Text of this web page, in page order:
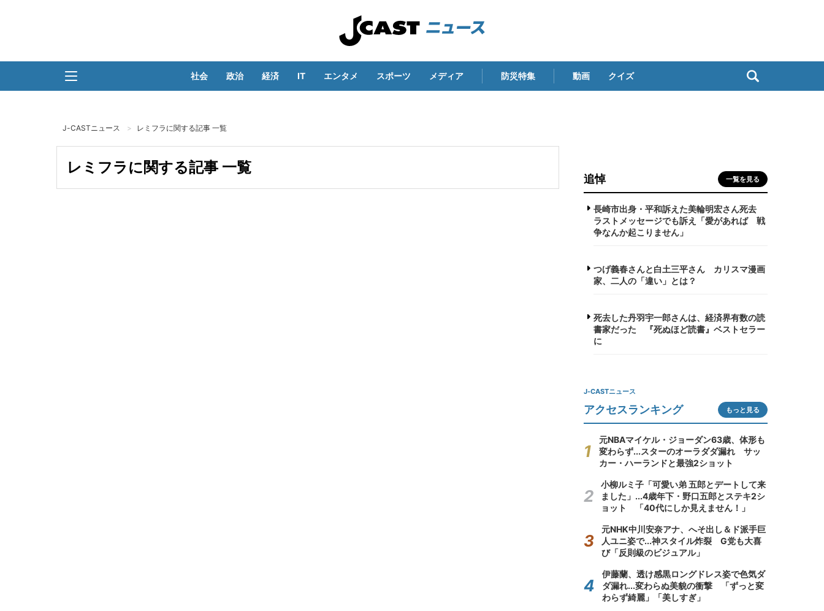
社会 政治 経済 IT エンタメ スポーツ メディア 防災特集 動画 クイズ
J-CASTニュース レミフラに関する記事 一覧
レミフラに関する記事 一覧
追悼 一覧を見る
長崎市出身・平和訴えた美輪明宏さん死去
ラストメッセージでも訴え「愛があれば 戦
争なんか起こりません」
つげ義春さんと白土三平さん カリスマ漫画
家、二人の「違い」とは？
死去した丹羽宇一郎さんは、経済界有数の読
書家だった 『死ぬほど読書』ベストセラー
に
J-CASTニュース
アクセスランキング もっと見る
元NBAマイケル・ジョーダン63歳、体形も
変わらず...スターのオーラダダ漏れ サッ
カー・ハーランドと最強2ショット
小柳ルミ子「可愛い弟 五郎とデートして来
ました」...4歳年下・野口五郎とステキ2シ
ョット 「40代にしか見えません！」
元NHK中川安奈アナ、へそ出し＆ド派手巨
人ユニ姿で...神スタイル炸裂 G党も大喜
び「反則級のビジュアル」
伊藤蘭、透け感黒ロングドレス姿で色気ダ
ダ漏れ...変わらぬ美貌の衝撃 「ずっと変
わらず綺麗」「美しすぎ」